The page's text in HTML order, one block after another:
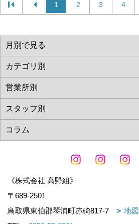
1 2 3 4
《株式会社 高野組》
〒689-2501
鳥取県東伯郡琴浦町赤碕817-7
地図